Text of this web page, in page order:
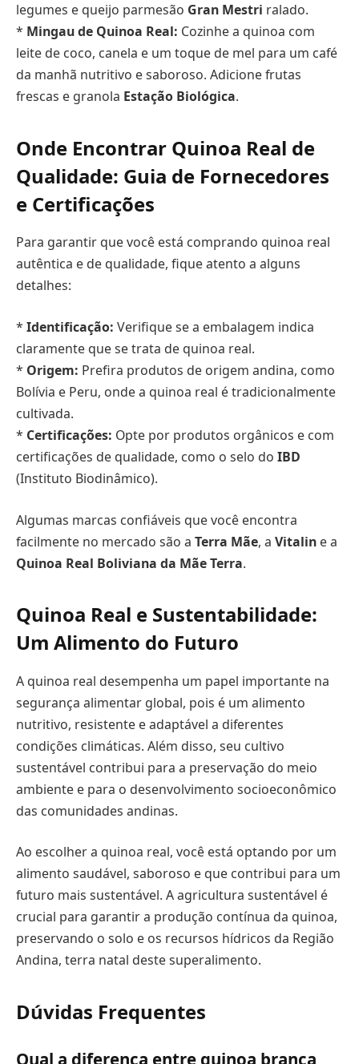
legumes e queijo parmesão Gran Mestri ralado.
* Mingau de Quinoa Real: Cozinhe a quinoa com
leite de coco, canela e um toque de mel para um café
da manhã nutritivo e saboroso. Adicione frutas
frescas e granola Estação Biológica.
Onde Encontrar Quinoa Real de
Qualidade: Guia de Fornecedores
e Certificações
Para garantir que você está comprando quinoa real
autêntica e de qualidade, fique atento a alguns
detalhes:
* Identificação: Verifique se a embalagem indica
claramente que se trata de quinoa real.
* Origem: Prefira produtos de origem andina, como
Bolívia e Peru, onde a quinoa real é tradicionalmente
cultivada.
* Certificações: Opte por produtos orgânicos e com
certificações de qualidade, como o selo do IBD
(Instituto Biodinâmico).
Algumas marcas confiáveis que você encontra
facilmente no mercado são a Terra Mãe, a Vitalin e a
Quinoa Real Boliviana da Mãe Terra.
Quinoa Real e Sustentabilidade:
Um Alimento do Futuro
A quinoa real desempenha um papel importante na
segurança alimentar global, pois é um alimento
nutritivo, resistente e adaptável a diferentes
condições climáticas. Além disso, seu cultivo
sustentável contribui para a preservação do meio
ambiente e para o desenvolvimento socioeconômico
das comunidades andinas.
Ao escolher a quinoa real, você está optando por um
alimento saudável, saboroso e que contribui para um
futuro mais sustentável. A agricultura sustentável é
crucial para garantir a produção contínua da quinoa,
preservando o solo e os recursos hídricos da Região
Andina, terra natal deste superalimento.
Dúvidas Frequentes
Qual a diferença entre quinoa branca,